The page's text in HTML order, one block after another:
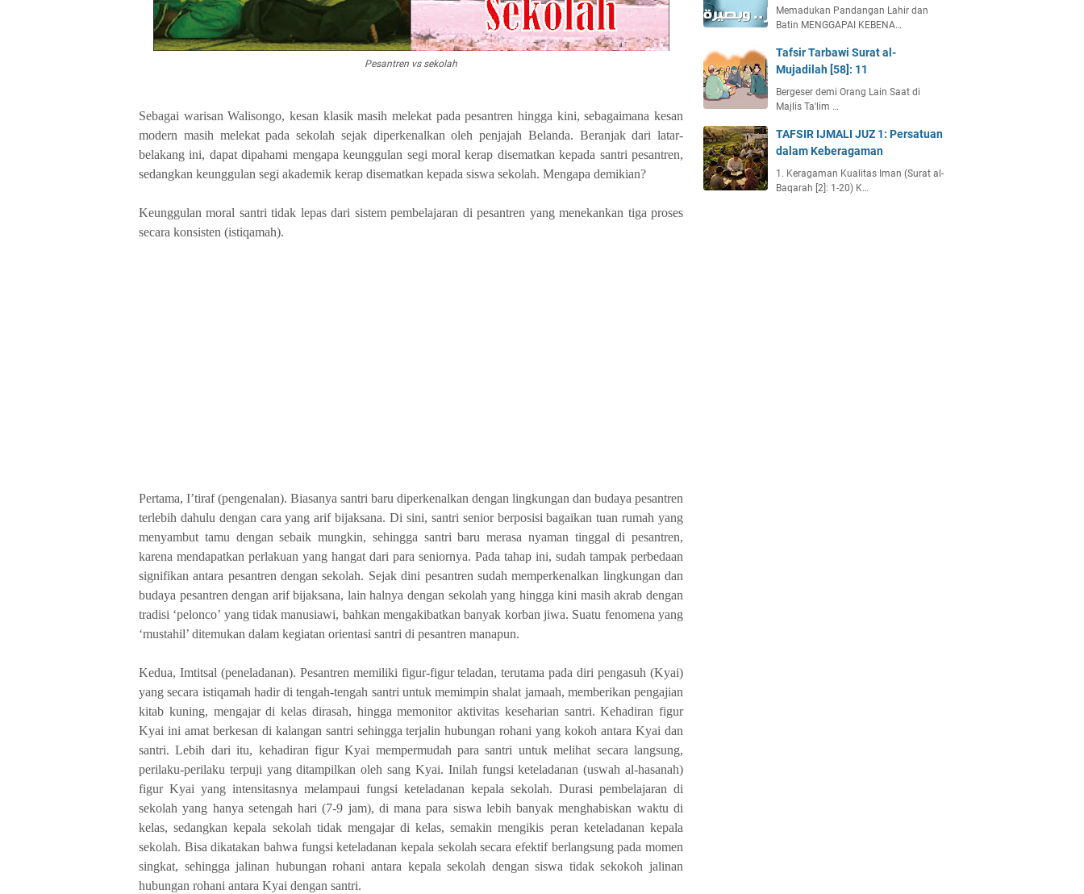
Pesantren vs sekolah
Sebagai warisan Walisongo, kesan klasik masih melekat pada pesantren hingga kini, sebagaimana kesan
modern masih melekat pada sekolah sejak diperkenalkan oleh penjajah Belanda. Beranjak dari latar-
belakang ini, dapat dipahami mengapa keunggulan segi moral kerap disematkan kepada santri pesantren,
sedangkan keunggulan segi akademik kerap disematkan kepada siswa sekolah. Mengapa demikian?
Keunggulan moral santri tidak lepas dari sistem pembelajaran di pesantren yang menekankan tiga proses
secara konsisten (istiqamah).
Pertama, I’tiraf (pengenalan). Biasanya santri baru diperkenalkan dengan lingkungan dan budaya pesantren
terlebih dahulu dengan cara yang arif bijaksana. Di sini, santri senior berposisi bagaikan tuan rumah yang
menyambut tamu dengan sebaik mungkin, sehingga santri baru merasa nyaman tinggal di pesantren,
karena mendapatkan perlakuan yang hangat dari para seniornya. Pada tahap ini, sudah tampak perbedaan
signifikan antara pesantren dengan sekolah. Sejak dini pesantren sudah memperkenalkan lingkungan dan
budaya pesantren dengan arif bijaksana, lain halnya dengan sekolah yang hingga kini masih akrab dengan
tradisi ‘pelonco’ yang tidak manusiawi, bahkan mengakibatkan banyak korban jiwa. Suatu fenomena yang
‘mustahil’ ditemukan dalam kegiatan orientasi santri di pesantren manapun.
Kedua, Imtitsal (peneladanan). Pesantren memiliki figur-figur teladan, terutama pada diri pengasuh (Kyai)
yang secara istiqamah hadir di tengah-tengah santri untuk memimpin shalat jamaah, memberikan pengajian
kitab kuning, mengajar di kelas dirasah, hingga memonitor aktivitas keseharian santri. Kehadiran figur
Kyai ini amat berkesan di kalangan santri sehingga terjalin hubungan rohani yang kokoh antara Kyai dan
santri. Lebih dari itu, kehadiran figur Kyai mempermudah para santri untuk melihat secara langsung,
perilaku-perilaku terpuji yang ditampilkan oleh sang Kyai. Inilah fungsi keteladanan (uswah al-hasanah)
figur Kyai yang intensitasnya melampaui fungsi keteladanan kepala sekolah. Durasi pembelajaran di
sekolah yang hanya setengah hari (7-9 jam), di mana para siswa lebih banyak menghabiskan waktu di
kelas, sedangkan kepala sekolah tidak mengajar di kelas, semakin mengikis peran keteladanan kepala
sekolah. Bisa dikatakan bahwa fungsi keteladanan kepala sekolah secara efektif berlangsung pada momen
singkat, sehingga jalinan hubungan rohani antara kepala sekolah dengan siswa tidak sekokoh jalinan
hubungan rohani antara Kyai dengan santri.
Memadukan Pandangan Lahir dan
Batin MENGGAPAI KEBENA…
Tafsir Tarbawi Surat al-
Mujadilah [58]: 11
Bergeser demi Orang Lain Saat di
Majlis Ta'lim …
TAFSIR IJMALI JUZ 1: Persatuan
dalam Keberagaman
1. Keragaman Kualitas Iman (Surat al-
Baqarah [2]: 1-20) K…